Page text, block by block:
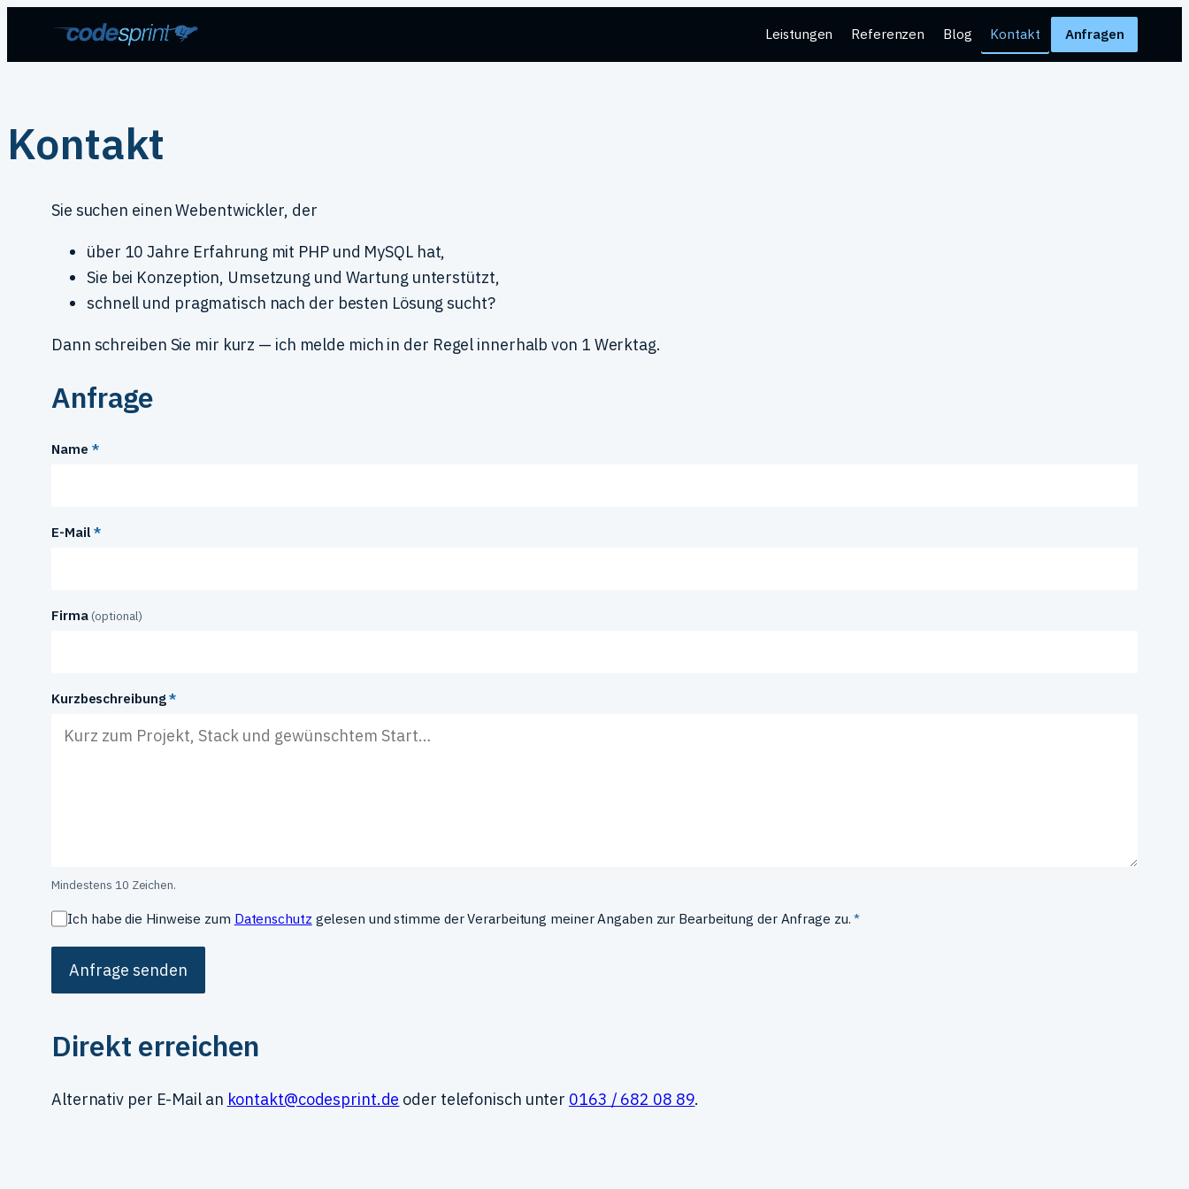
Leistungen Referenzen Blog Kontakt Anfragen
Kontakt
Sie suchen einen Webentwickler, der
über 10 Jahre Erfahrung mit PHP und MySQL hat,
Sie bei Konzeption, Umsetzung und Wartung unterstützt,
schnell und pragmatisch nach der besten Lösung sucht?
Dann schreiben Sie mir kurz — ich melde mich in der Regel innerhalb von 1 Werktag.
Anfrage
Name *
E-Mail*
Firma (optional)
Kurzbeschreibung*
Mindestens 10 Zeichen.
Ich habe die Hinweise zum Datenschutz gelesen und stimme der Verarbeitung meiner Angaben zur Bearbeitung der Anfrage zu.*
Anfrage senden
Direkt erreichen
Alternativ per E-Mail an kontakt@codesprint.de oder telefonisch unter 0163 / 682 08 89.